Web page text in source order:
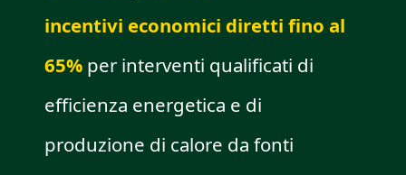
incentivi economici diretti fino al
65%per interventi qualificati di
efficienza energetica e di
produzione di calore da fonti